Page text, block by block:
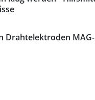
Drahtelektroden